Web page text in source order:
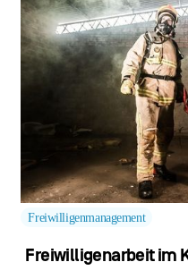
Freiwilligenmanagement
Freiwilligenarbeit im